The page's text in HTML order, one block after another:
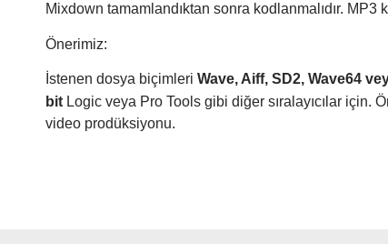
Mixdown tamamlandıktan sonra kodlanmalıdır.
Önerimiz:
İstenen dosya biçimleri Wave, Aiff, SD2, Wave64
bit Logic veya Pro Tools gibi diğer sıralayıcılar için.
video prodüksiyonu.